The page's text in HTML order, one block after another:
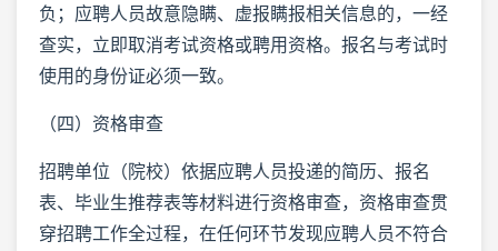
负；应聘人员故意隐瞒、虚报瞒报相关信息的，一经
查实，立即取消考试资格或聘用资格。报名与考试时
使用的身份证必须一致。
（四）资格审查
招聘单位（院校）依据应聘人员投递的简历、报名
表、毕业生推荐表等材料进行资格审查，资格审查贯
穿招聘工作全过程，在任何环节发现应聘人员不符合